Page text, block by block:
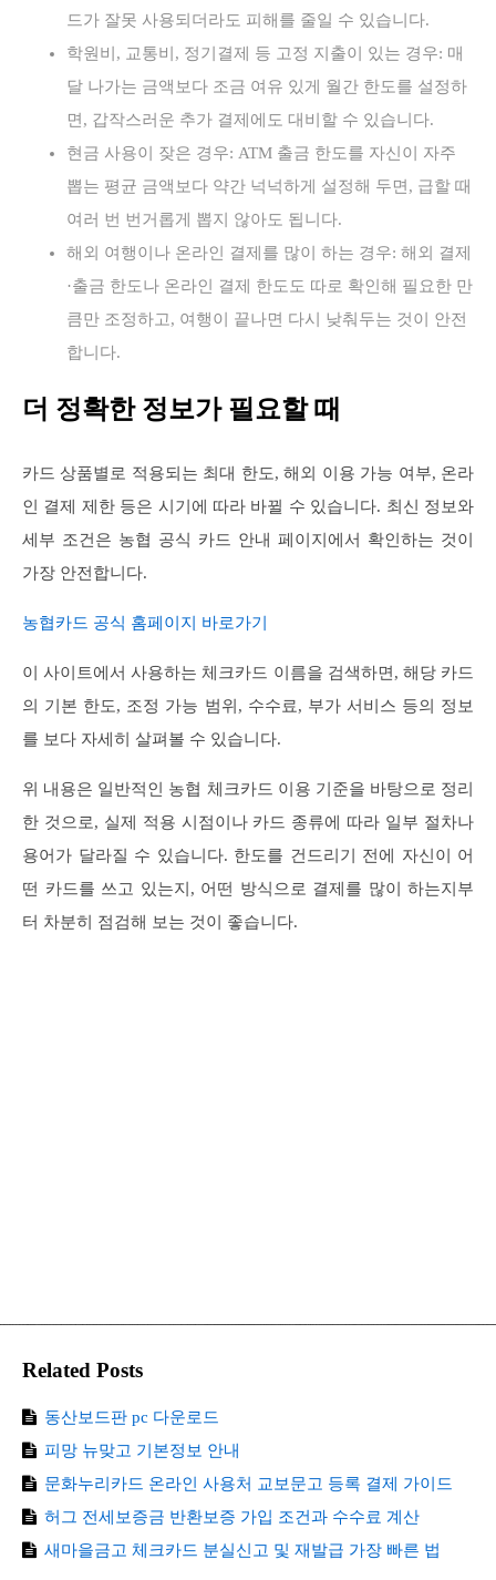
드가 잘못 사용되더라도 피해를 줄일 수 있습니다.
학원비, 교통비, 정기결제 등 고정 지출이 있는 경우: 매
달 나가는 금액보다 조금 여유 있게 월간 한도를 설정하
면, 갑작스러운 추가 결제에도 대비할 수 있습니다.
현금 사용이 잦은 경우: ATM 출금 한도를 자신이 자주
뽑는 평균 금액보다 약간 넉넉하게 설정해 두면, 급할 때
여러 번 번거롭게 뽑지 않아도 됩니다.
해외 여행이나 온라인 결제를 많이 하는 경우: 해외 결제
·출금 한도나 온라인 결제 한도도 따로 확인해 필요한 만
큼만 조정하고, 여행이 끝나면 다시 낮춰두는 것이 안전
합니다.
더 정확한 정보가 필요할 때
카드 상품별로 적용되는 최대 한도, 해외 이용 가능 여부, 온라
인 결제 제한 등은 시기에 따라 바뀔 수 있습니다. 최신 정보와
세부 조건은 농협 공식 카드 안내 페이지에서 확인하는 것이
가장 안전합니다.
농협카드 공식 홈페이지 바로가기
이 사이트에서 사용하는 체크카드 이름을 검색하면, 해당 카드
의 기본 한도, 조정 가능 범위, 수수료, 부가 서비스 등의 정보
를 보다 자세히 살펴볼 수 있습니다.
위 내용은 일반적인 농협 체크카드 이용 기준을 바탕으로 정리
한 것으로, 실제 적용 시점이나 카드 종류에 따라 일부 절차나
용어가 달라질 수 있습니다. 한도를 건드리기 전에 자신이 어
떤 카드를 쓰고 있는지, 어떤 방식으로 결제를 많이 하는지부
터 차분히 점검해 보는 것이 좋습니다.
Related Posts
동산보드판 pc 다운로드
피망 뉴맞고 기본정보 안내
문화누리카드 온라인 사용처 교보문고 등록 결제 가이드
허그 전세보증금 반환보증 가입 조건과 수수료 계산
새마을금고 체크카드 분실신고 및 재발급 가장 빠른 법